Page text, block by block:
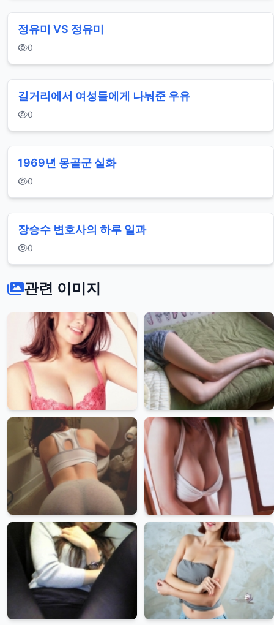
정유미 VS 정유미
0
길거리에서 여성들에게 나눠준 우유
0
1969년 몽골군 실화
0
장승수 변호사의 하루 일과
0
관련 이미지